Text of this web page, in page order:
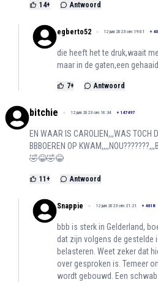
14+ Antwoord
egberto52 12 juni 2023 om 19:01 +
die heeft het te druk,waait
maar in de gaten,een
7+ Antwoord
bitchie 12 juni 2023 om 16:34 + 147497
EN WAAR IS CAROLIEN,,,WAS TOCH
BBBOEREN OP
🤣😂🤣😂
11 + Antwoord
Snappie 12 juni 2023 om 21:21 + 4618
bbb is sterk in Gelderland,
dat zijn volgens de gestelde
belasteren. Weet zeker dat
over gesproken is. Temeer
wordt gebouwd. Een